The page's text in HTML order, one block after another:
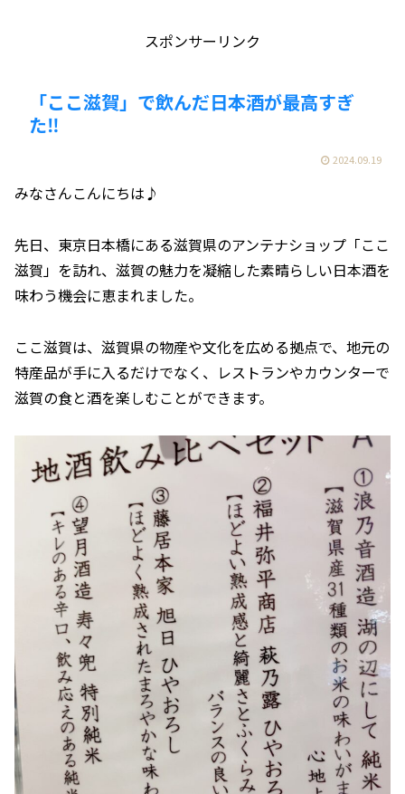
スポンサーリンク
「ここ滋賀」で飲んだ日本酒が最高すぎ
た‼️
2024.09.19
みなさんこんにちは♪
先日、東京日本橋にある滋賀県のアンテナショップ「ここ
滋賀」を訪れ、滋賀の魅力を凝縮した素晴らしい日本酒を
味わう機会に恵まれました。
ここ滋賀は、滋賀県の物産や文化を広める拠点で、地元の
特産品が手に入るだけでなく、レストランやカウンターで
滋賀の食と酒を楽しむことができます。